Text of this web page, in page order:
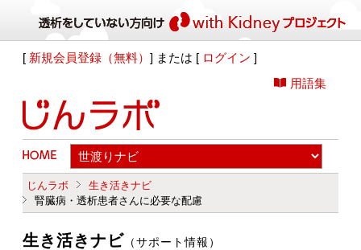
[ 新規会員登録（無料）] または [ ログイン ]
用語集
じんラボ
生き活きナビ
腎臓病・透析患者さんに必要な配慮
生き活きナビ （サポート情報）